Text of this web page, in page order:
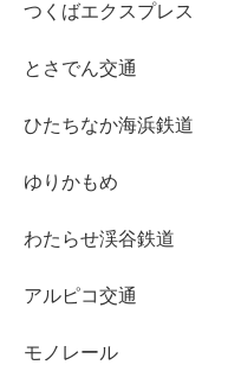
つくばエクスプレス
とさでん交通
ひたちなか海浜鉄道
ゆりかもめ
わたらせ渓谷鉄道
アルピコ交通
モノレール